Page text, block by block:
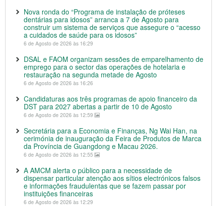
Nova ronda do “Programa de instalação de próteses
dentárias para idosos” arranca a 7 de Agosto para
construir um sistema de serviços que assegure o “acesso
a cuidados de saúde para os idosos”
6 de Agosto de 2026 às 16:29
DSAL e FAOM organizam sessões de emparelhamento de
emprego para o sector das operações de hotelaria e
restauração na segunda metade de Agosto
6 de Agosto de 2026 às 16:26
Candidaturas aos três programas de apoio financeiro da
DST para 2027 abertas a partir de 10 de Agosto
6 de Agosto de 2026 às 12:59
Secretária para a Economia e Finanças, Ng Wai Han, na
cerimónia de inauguração da Feira de Produtos de Marca
da Província de Guangdong e Macau 2026.
6 de Agosto de 2026 às 12:55
A AMCM alerta o público para a necessidade de
dispensar particular atenção aos sítios electrónicos falsos
e informações fraudulentas que se fazem passar por
instituições financeiras
6 de Agosto de 2026 às 12:29